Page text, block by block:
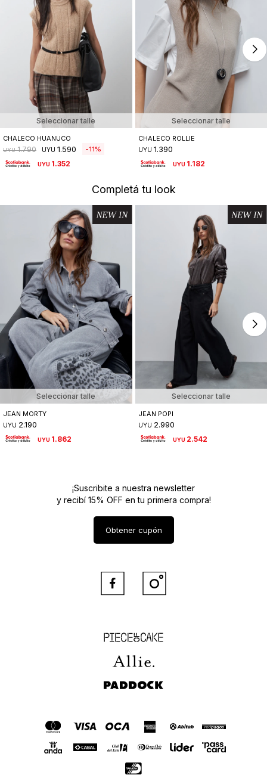
Seleccionar talle
CHALECO HUANUCO
UYU 1.790 UYU 1.590 11
UYU 1.352
Seleccionar talle
CHALECO ROLLIE
UYU 1.390
UYU 1.182
Completá tu look
Seleccionar talle
JEAN MORTY
UYU 2.190
UYU 1.862
Seleccionar talle
JEAN POPI
UYU 2.990
UYU 2.542
Piece of Cake
Allie
Paddock
¡Suscribite a nuestra newsletter
y recibí 15% OFF en tu primera compra!
Obtener cupón
 